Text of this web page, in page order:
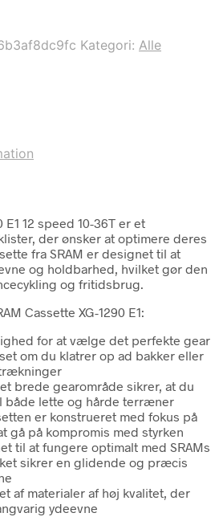
Kategori: Alle
E1 12 speed 10-36T er et
der ønsker at optimere deres
fra SRAM er designet til at
og holdbarhed, hvilket gør den
og fritidsbrug.
Cassette XG-1290 E1:
for at vælge det perfekte gear
om du klatrer op ad bakker eller
brede gearområde sikrer, at du
både lette og hårde terræner
er konstrueret med fokus på
gå på kompromis med styrken
til at fungere optimalt med SRAMs
sikrer en glidende og præcis
af materialer af høj kvalitet, der
ydeevne